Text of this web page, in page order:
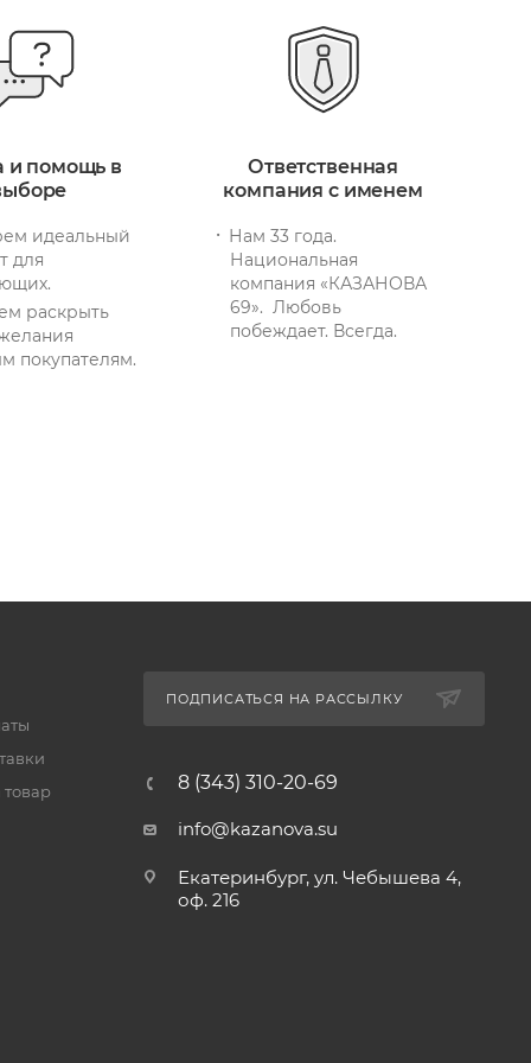
и помощь в
идеальный
для
раскрыть
покупателям.
Ответственная
компания с именем
Нам 33 года.
Национальная
компания «КАЗАНОВА
69». Любовь
побеждает. Всегда.
товар
ПОДПИСАТЬСЯ НА РАССЫЛКУ
8 (343) 310-20-69
info@kazanova.su
Екатеринбург, ул. Чебышева 4,
оф. 216